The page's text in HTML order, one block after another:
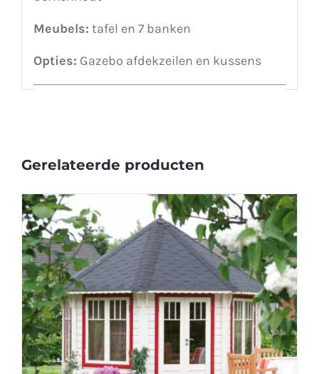
Meubels: tafel en 7 banken
Opties: Gazebo afdekzeilen en kussens
Gerelateerde producten